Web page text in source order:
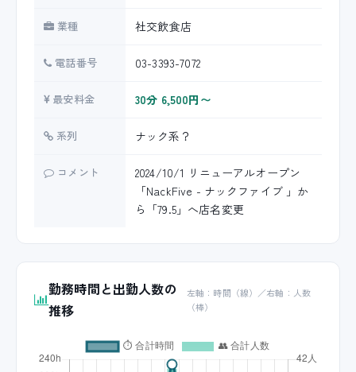
業種 社交飲食店
電話番号 03-3393-7072
最安料金 30分 6,500円〜
系列 ナック系？
コメント
2024/10/1 リニューアルオープン
「NackFive - ナックファイブ 」か
ら「79.5」へ店名変更
勤務時間と出勤人数の
推移
左軸：時間（線）／右軸：人数
（棒）